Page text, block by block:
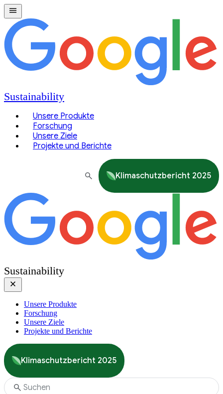
Sustainability
Unsere Produkte
Forschung
Unsere Ziele
Projekte und Berichte
Klimaschutzbericht 2025
Sustainability
Unsere Produkte
Forschung
Unsere Ziele
Projekte und Berichte
Klimaschutzbericht 2025